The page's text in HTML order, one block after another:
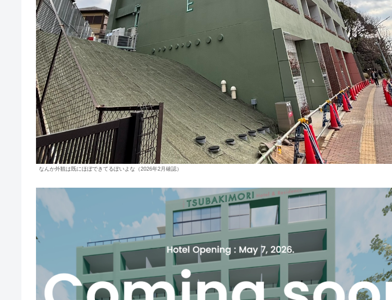
なんか外観は既にほぼできてるぽいよな（2026年2月確認）